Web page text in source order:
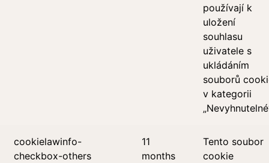
používají k
uložení
souhlasu
uživatele s
ukládáním
souborů
v kategorii
cookielawinfo-
checkbox-others
11
months
Tento soubor
cookie